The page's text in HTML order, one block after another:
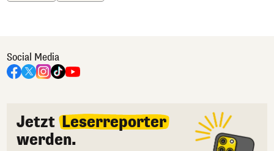
Social Media
Jetzt Leserreporter
werden.